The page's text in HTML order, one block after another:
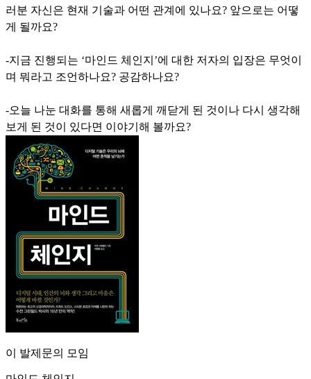
러분 자신은 현재 기술과 어떤 관계에 있나요? 앞으로는 어떻
게 될까요?
-지금 진행되는 ‘마인드 체인지’에 대한 저자의 입장은 무엇이
며 뭐라고 조언하나요? 공감하나요?
-오늘 나눈 대화를 통해 새롭게 깨닫게 된 것이나 다시 생각해
보게 된 것이 있다면 이야기해 볼까요?
이 발제문의 모임